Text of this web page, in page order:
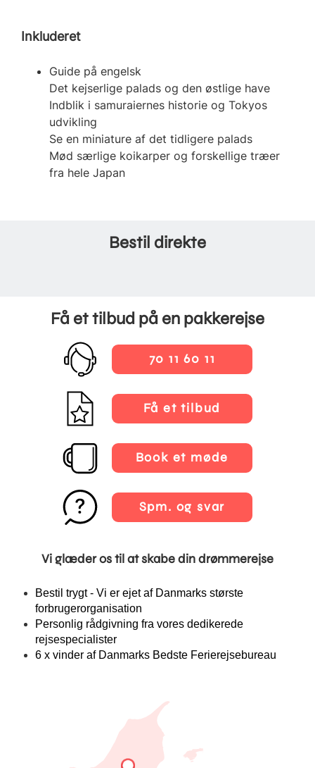
Inkluderet
Guide på engelsk
Det kejserlige palads og den østlige have
Indblik i samuraiernes historie og Tokyos
udvikling
Se en miniature af det tidligere palads
Mød særlige koikarper og forskellige træer
fra hele Japan
Bestil direkte
Få et tilbud på en pakkerejse
70 11 60 11
Få et tilbud
Book et møde
Spm. og svar
Vi glæder os til at skabe din drømmerejse
Bestil trygt - Vi er ejet af Danmarks største
forbrugerorganisation
Personlig rådgivning fra vores dedikerede
rejsespecialister
6 x vinder af Danmarks Bedste Ferierejsebureau